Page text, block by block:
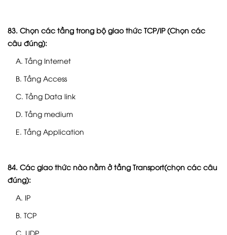
83. Chọn các tầng trong bộ giao thức TCP/IP (Chọn các
câu đúng):
A. Tầng Internet
B. Tầng Access
C. Tầng Data link
D. Tầng medium
E. Tầng Application
84. Các giao thức nào nằm ở tầng Transport(chọn các câu
đúng):
A. IP
B. TCP
C. UDP